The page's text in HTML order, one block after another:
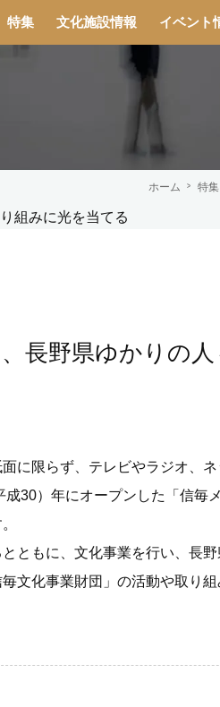
特集 文化施設情報 イベント
ホーム 特集
長野県ゆかりの人
に限らず、テレビやラジオ、ネ
30）年にオープンした「信毎
ともに、文化事業を行い、長
文化事業財団」の活動や取り組